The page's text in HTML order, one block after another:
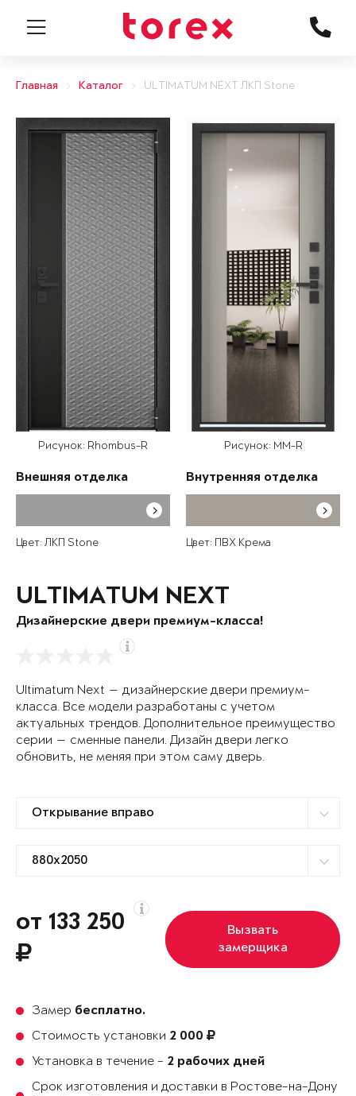
Главная Каталог ULTIMATUM NEXT ЛКП Stone
Рисунок: Rhombus-R
Внешняя отделка
Цвет: ЛКП Stone
Рисунок: MM-R
Внутренняя отделка
Цвет: ПВХ Крема
ULTIMATUM NEXT
Дизайнерские двери премиум-класса!
Ultimatum Next — дизайнерские двери премиум-
класса. Все модели разработаны с учетом
актуальных трендов. Дополнительное преимущество
серии — сменные панели. Дизайн двери легко
обновить, не меняя при этом саму дверь.
от 133 250
Вызвать
замерщика
Замер бесплатно.
Стоимость установки 2 000
Установка в течение - 2 рабочих дней
Срок изготовления и доставки в Ростове-на-Дону